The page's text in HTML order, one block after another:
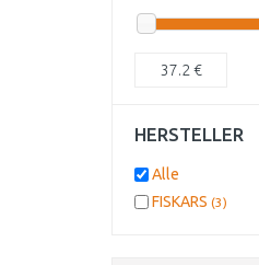
37.2 €
HERSTELLER
Alle
FISKARS (3)